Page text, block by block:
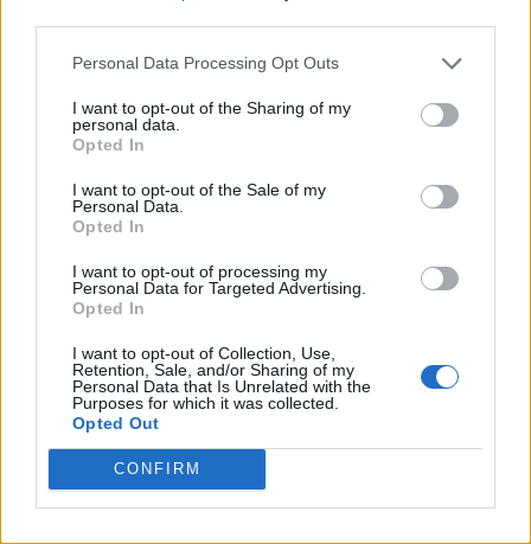
Personal Data Processing Opt Outs
I want to opt-out of the Sharing of my
personal data.
Opted In
I want to opt-out of the Sale of my
Personal Data.
Opted In
I want to opt-out of processing my
Personal Data for Targeted Advertising.
Opted In
I want to opt-out of Collection, Use,
Retention, Sale, and/or Sharing of my
Personal Data that Is Unrelated with the
Purposes for which it was collected.
Opted Out
CONFIRM
Wojciech
Marcin "Warszi"
#Illuminar Gaming
#Ultraliga Sezon 4 #bezum #odi11 #czypsy